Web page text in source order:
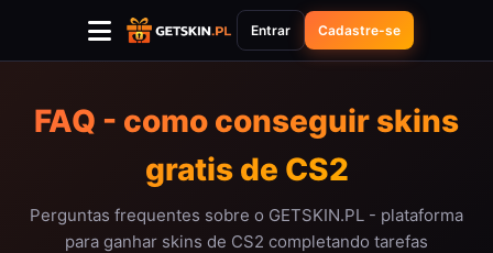
Entrar Cadastre-se
FAQ - como conseguir skins
gratis de CS2
Perguntas frequentes sobre o GETSKIN.PL - plataforma
para ganhar skins de CS2 completando tarefas